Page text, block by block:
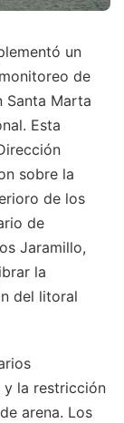
un
de
Santa Marta
Esta
sobre la
de los
de
Jaramillo,
la
del litoral
y la restricción
arena. Los